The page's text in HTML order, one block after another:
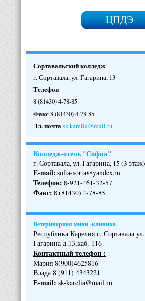
Сортавальский колледж
г. Сортавала, ул. Гагарина, 13
Телефон
8 (81430) 4-78-85
Факс8 (81430) 4-78-85
Эл. почтаsk-karelia@mail.ru
Колледж-отель "София"
г. Сортавала, ул. Гагарина, 15 (3 этаж)
E-mail: sofia-sorta@yandex.ru
Телефон: 8-921-461-32-57
Факс: 8 (81430) 4-78-85
Ветеринарная мини -клиника
Республика Карелия г. Сортавала ул.
Гагарина д.13,каб. 116
Контактный телефон :
Мария 8(900)4625816
Влада 8 (911) 4343221
Е-mail: sk-karelia@mail.ru